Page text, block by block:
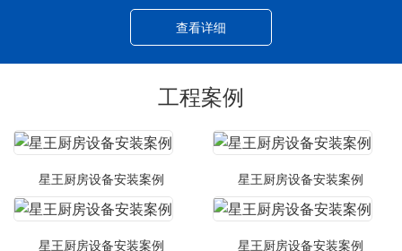
查看详细
工程案例
星王厨房设备安装案例 星王厨房设备安装案例
星王厨房设备安装案例 星王厨房设备安装案例